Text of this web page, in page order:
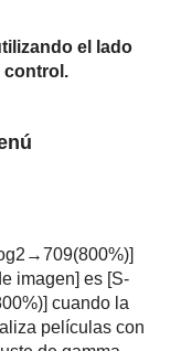
el lado
control.
imagen] es [S-
cuando la
películas con